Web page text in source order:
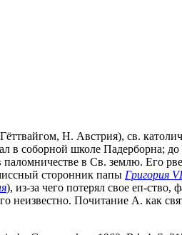
Н. Австрия), св.
в соборной школе Падерборна; до
в Св. землю. Его
сторонник папы Григория
), из-за чего потерял свое еп-
неизвестно. Почитание А.